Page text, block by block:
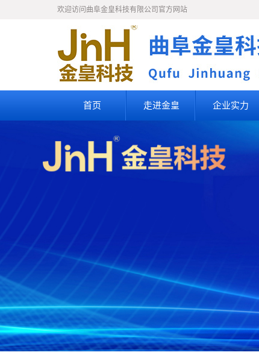
欢迎访问曲阜金皇科技有限公司官方网站
首页
走进金皇
公司简介
企业文化
知识产权
企业实力